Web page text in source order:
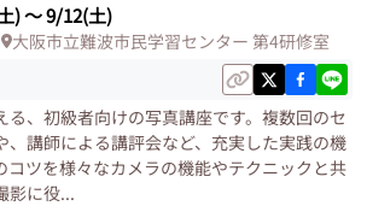
)〜9/12(土)
大阪市立難波市民学習センター 第4研修室
る、初級者向けの写真講座です。複数回のセ
、講師による講評会など、充実した実践の機
コツを様々なカメラの機能やテクニックと共
影に役...